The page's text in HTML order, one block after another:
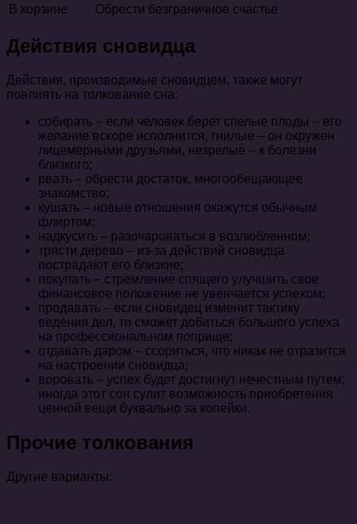
В корзине
Обрести безграничное счастье
Действия сновидца
Действия, производимые сновидцем, также могут
повлиять на толкование сна:
собирать – если человек берет спелые плоды – его
желание вскоре исполнится, гнилые – он окружен
лицемерными друзьями, незрелые – к болезни
близкого;
рвать – обрести достаток, многообещающее
знакомство;
кушать – новые отношения окажутся обычным
флиртом;
надкусить – разочароваться в возлюбленном;
трясти дерево – из-за действий сновидца
пострадают его близкие;
покупать – стремление спящего улучшить свое
финансовое положение не увенчается успехом;
продавать – если сновидец изменит тактику
ведения дел, то сможет добиться большого успеха
на профессиональном поприще;
отдавать даром – ссориться, что никак не отразится
на настроении сновидца;
воровать – успех будет достигнут нечестным путем;
иногда этот сон сулит возможность приобретения
ценной вещи буквально за копейки.
Прочие толкования
Другие варианты: